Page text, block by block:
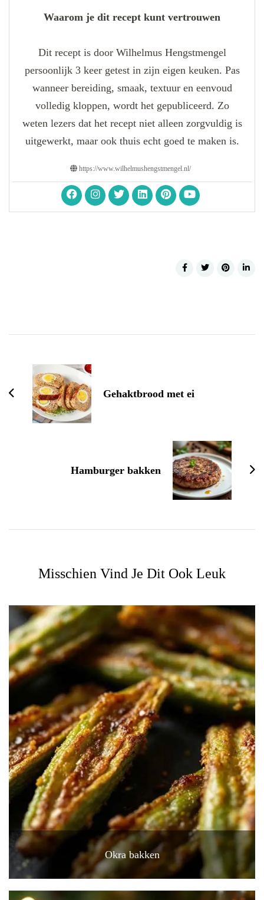
Waarom je dit recept kunt vertrouwen
Dit recept is door Wilhelmus Hengstmengel
persoonlijk 3 keer getest in zijn eigen keuken. Pas
wanneer bereiding, smaak, textuur en eenvoud
volledig kloppen, wordt het gepubliceerd. Zo
weten lezers dat het recept niet alleen zorgvuldig is
uitgewerkt, maar ook thuis echt goed te maken is.
https://www.wilhelmushengstmengel.nl/
Navigation
Gehaktbrood met ei
Hamburger bakken
Misschien Vind Je Dit Ook Leuk
Okra bakken